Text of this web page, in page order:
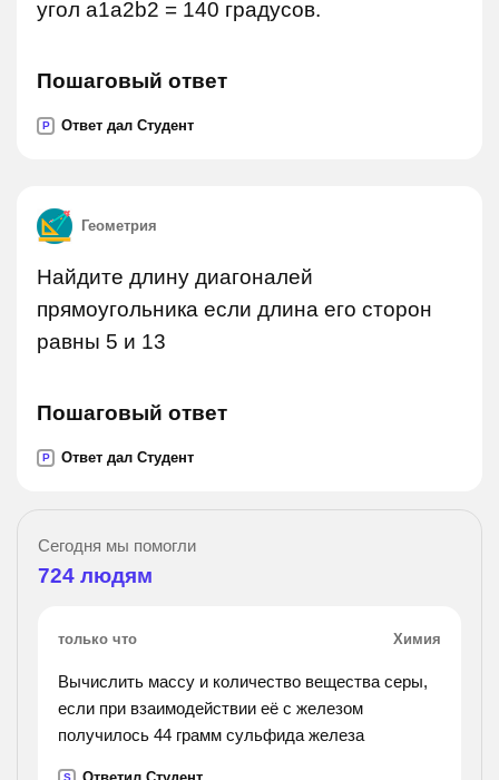
угол a1a2b2 = 140 градусов.
Пошаговый ответ
P Ответ дал Студент
Геометрия
Найдите длину диагоналей
прямоугольника если длина его сторон
равны 5 и 13
Пошаговый ответ
P Ответ дал Студент
Сегодня мы помогли
724 людям
только что Химия
Вычислить массу и количество вещества серы,
если при взаимодействии её с железом
получилось 44 грамм сульфида железа
S